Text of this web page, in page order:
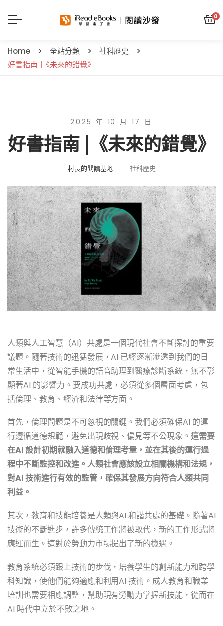
0
Home 全站分類
社科歷史
好書指南 |《未來的錯覺》
2025 年 10 月 17 日
好書指南 |《未來的錯覺》
村長的閱讀基地 社科歷史
人類與人工智慧（AI）共處是一個現代社會不斷探討的重要
議題。隨著技術的迅猛發展，AI 已經逐漸滲透到我們的日
常生活中，從智能手機的語音助理到醫療診斷系統，無不彰
顯著AI 的影響力。要成功共處，必須從多個層面考慮，包
括倫理、教育、經濟和法律等方面。
首先，倫理問題是不可忽視的關鍵。我們必須確保AI 的運
行遵循道德規範，避免出現歧視、偏見等不公現象。 這需要
在AI 設計初期就融入道德和倫理考量，並在其後的運行過
程中不斷監控和改進。人類社會應該設立相關機構和法規，
對AI 技術進行有效的監管，確保其發展方向符合人類共同
利益。
其次，教育和技能培養是人類與AI 和諧共處的基礎。隨著AI
技術的不斷進步，許多傳統工作將被取代，新的工作形式將
應運而生。這對於勞動力市場提出了新的機遇。
教育系統必須跟上技術的步伐，培養學生的創新能力和跨學
科知識，使他們能夠適應和利用AI 技術。成人教育和職業
培訓也需要相應調整，幫助現有勞動力掌握新技能，從而在
AI 時代中立於不敗之地。